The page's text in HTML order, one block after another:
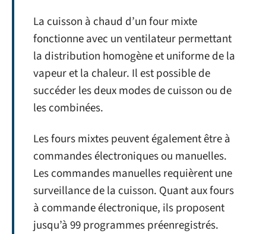
La cuisson à chaud d’un four mixte
fonctionne avec un ventilateur permettant
la distribution homogène et uniforme de la
vapeur et la chaleur. Il est possible de
succéder les deux modes de cuisson ou de
les combinées.
Les fours mixtes peuvent également être à
commandes électroniques ou manuelles.
Les commandes manuelles requièrent une
surveillance de la cuisson. Quant aux fours
à commande électronique, ils proposent
jusqu’à 99 programmes préenregistrés.